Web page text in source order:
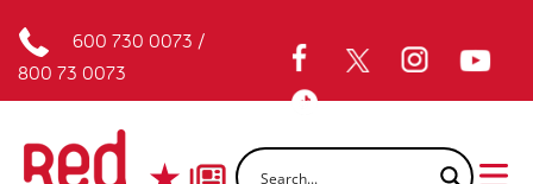
600 730 0073 /
800 73 0073